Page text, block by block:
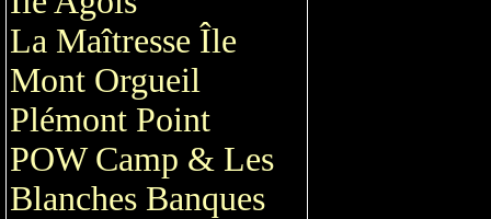
La Maîtresse Île
Mont Orgueil
Plémont Point
POW Camp & Les
Blanches Banques